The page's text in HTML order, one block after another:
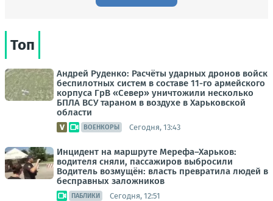
Топ
Андрей Руденко: Расчёты ударных дронов войск
беспилотных систем в составе 11-го армейского
корпуса ГрВ «Север» уничтожили несколько
БПЛА ВСУ тараном в воздухе в Харьковской
области
ВОЕНКОРЫ Сегодня, 13:43
Инцидент на маршруте Мерефа–Харьков:
водителя сняли, пассажиров выбросили
Водитель возмущён: власть превратила людей в
бесправных заложников
ПАБЛИКИ Сегодня, 12:51